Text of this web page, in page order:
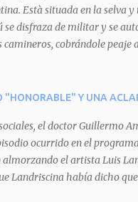
Està situada en la selva
se disfraza de militar y se
camineros, cobrándole peaje
De igual manera pasa
sin pagar. Por último,
del aguará y arenga a
para enfrentarlo.
de militar, y el aguará
"HONORABLE" Y UNA
el doctor Guillermo
ocurrido en el
almorzando el artista Luis
Landriscina había dicho